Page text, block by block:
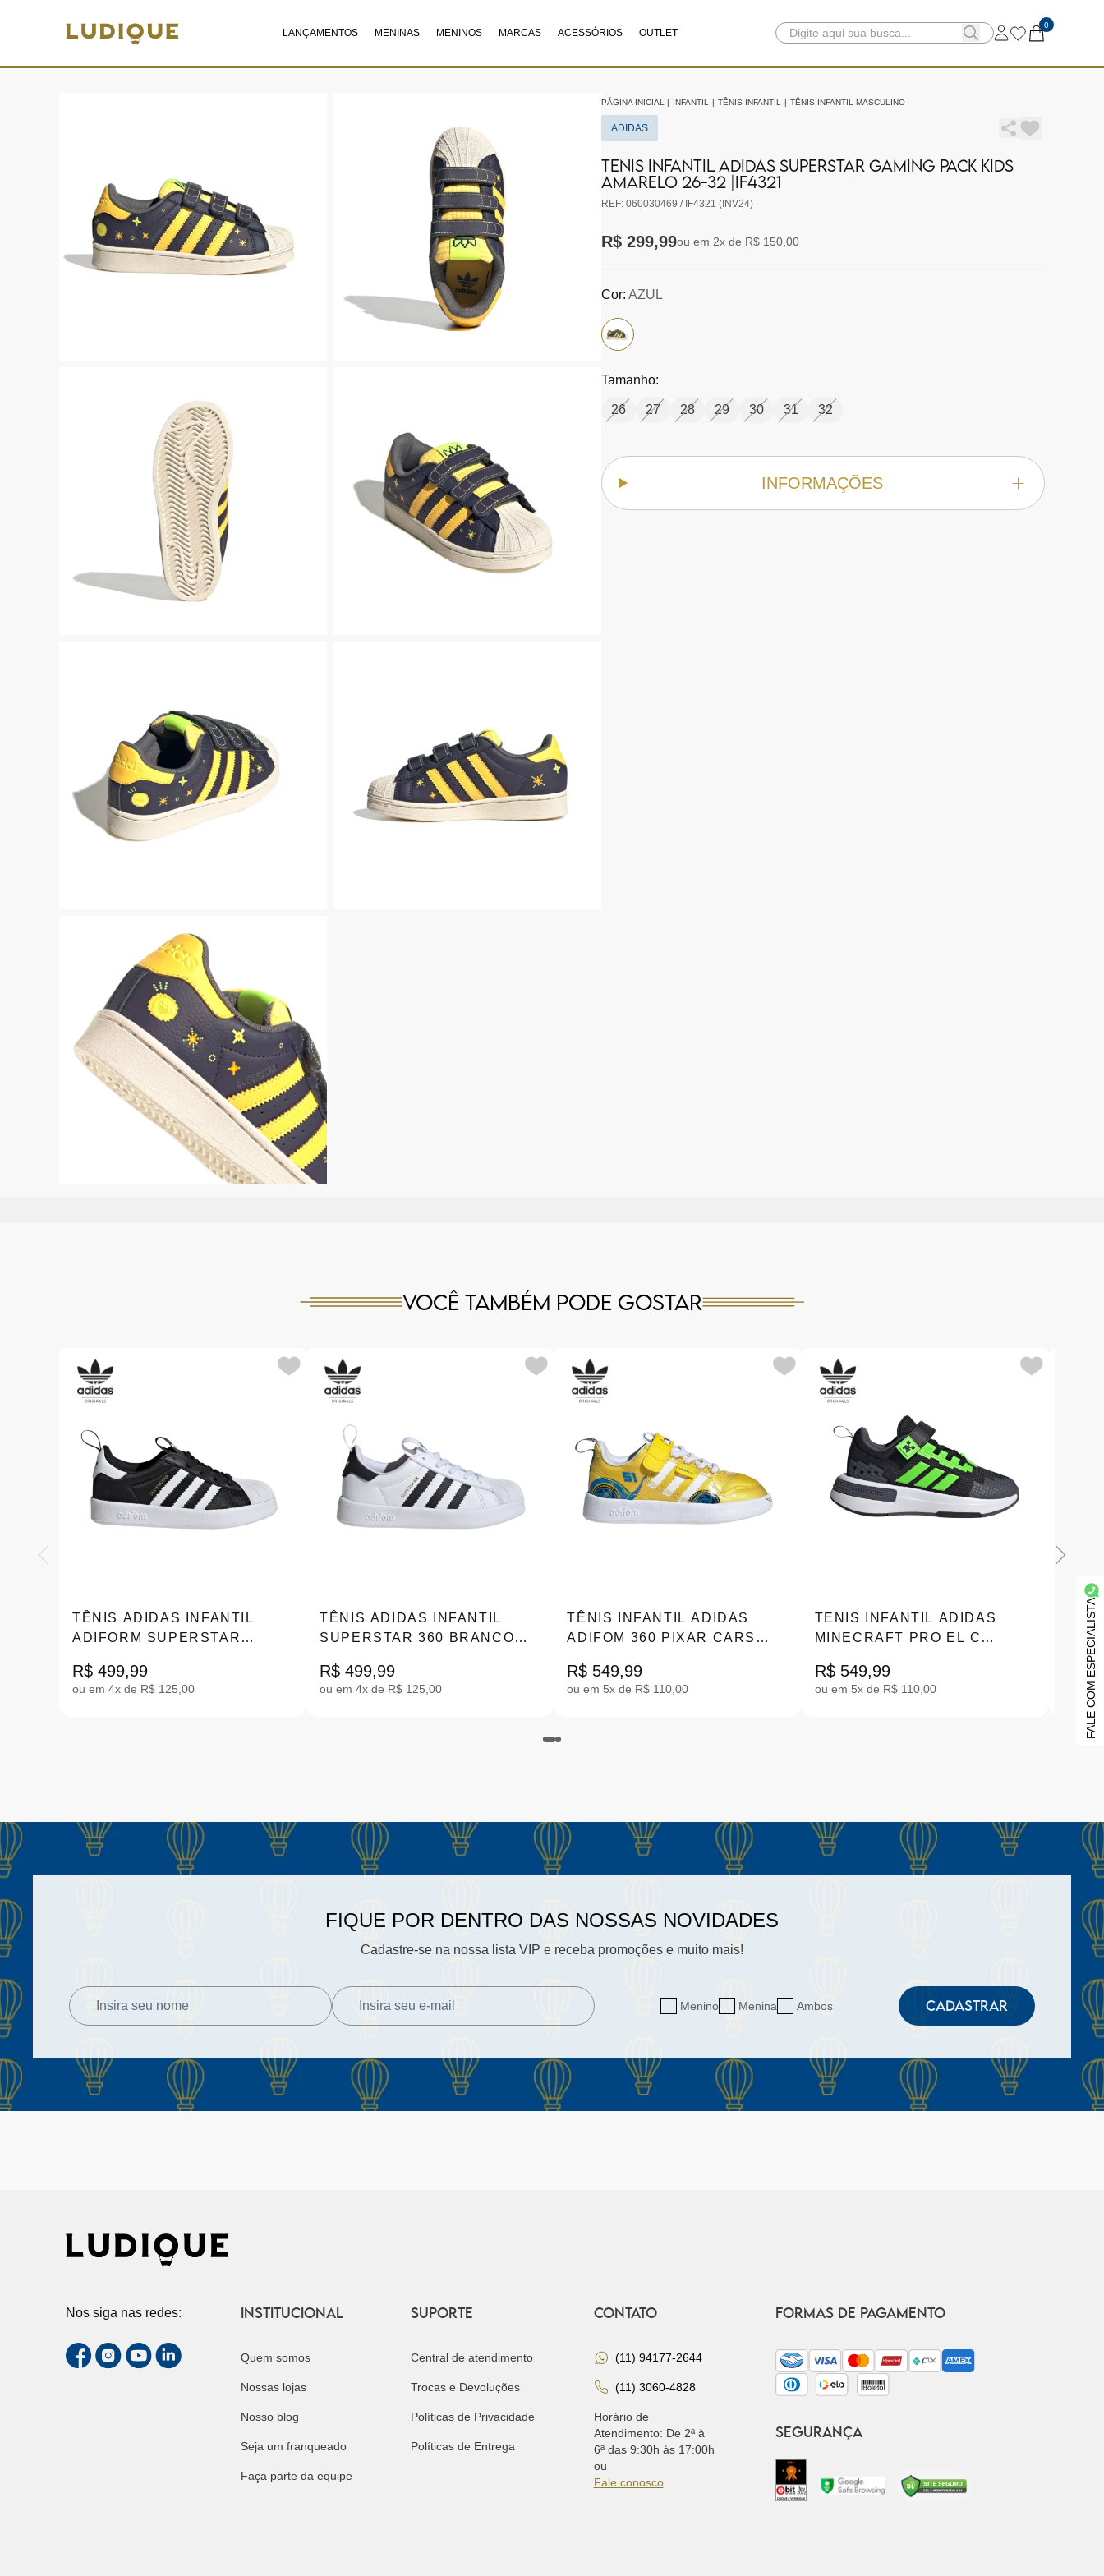
FALE COM ESPECIALISTA
LANÇAMENTOS MENINAS MENINOS MARCAS ACESSÓRIOS OUTLET
0
PÁGINA INICIAL | INFANTIL | TÊNIS INFANTIL | TÊNIS INFANTIL MASCULINO
ADIDAS
TENIS INFANTIL ADIDAS SUPERSTAR GAMING PACK KIDS
AMARELO 26-32 |IF4321
REF: 060030469 / IF4321 (INV24)
R$ 299,99ou em 2x de R$ 150,00
Cor: AZUL
Tamanho:
26 27 28 29 30 31 32
INFORMAÇÕES
Você também pode gostar
TÊNIS ADIDAS INFANTIL
ADIFORM SUPERSTAR
R$ 499,99
ou em 4x de R$ 125,00
TÊNIS ADIDAS INFANTIL
SUPERSTAR 360 BRANCO
R$ 499,99
ou em 4x de R$ 125,00
TÊNIS INFANTIL ADIDAS
ADIFOM 360 PIXAR CARS
R$ 549,99
ou em 5x de R$ 110,00
TENIS INFANTIL ADIDAS
MINECRAFT PRO EL C
R$ 549,99
ou em 5x de R$ 110,00
R$
ou em
FIQUE POR DENTRO DAS NOSSAS NOVIDADES
Cadastre-se na nossa lista VIP e receba promoções e muito mais!
Menino Menina Ambos CADASTRAR
Nos siga nas redes: INSTITUCIONAL
Quem somos
Nossas lojas
Nosso blog
Seja um franqueado
Faça parte da equipe
SUPORTE
Central de atendimento
Trocas e Devoluções
Políticas de Privacidade
Políticas de Entrega
CONTATO
(11) 94177-2644
(11) 3060-4828
Horário de
Atendimento: De 2ª à
6ª das 9:30h às 17:00h
ou
Fale conosco
FORMAS DE PAGAMENTO
SEGURANÇA